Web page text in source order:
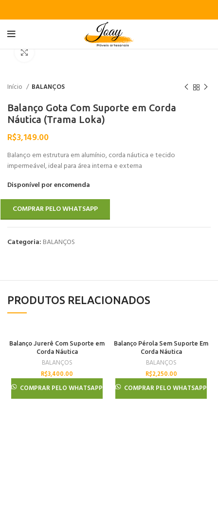
Clique para ampliar
Início BALANÇOS
Balanço Gota Com Suporte em Corda
Náutica (Trama Loka)
R$3,149.00
Balanço em estrutura em alumínio, corda náutica e tecido
impermeável, ideal para área interna e externa
Disponível por encomenda
COMPRAR PELO WHATSAPP
Categoria: BALANÇOS
PRODUTOS RELACIONADOS
Balanço Jurerê Com Suporte em
Corda Náutica
BALANÇOS
R$3,400.00
COMPRAR PELO WHATSAPP
Balanço Pérola Sem Suporte Em
Corda Náutica
BALANÇOS
R$2,250.00
COMPRAR PELO WHATSAPP